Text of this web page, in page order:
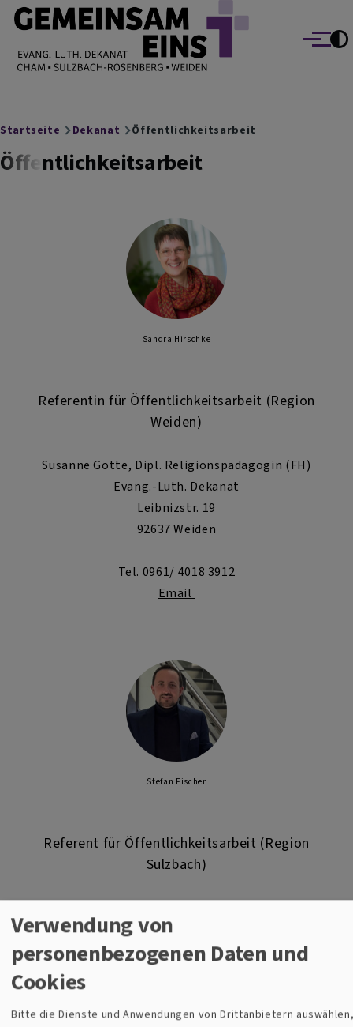
Direkt zum Inhalt
EVANG.-LUTH. DEKANAT GEMEINSAM EINS
Cham Sulzbach-Rosenberg Weiden
Menü
Breadcrumb
Startseite Dekanat Öffentlichkeitsarbeit
Öffentlichkeitsarbeit
Sandra Hirschke
Referentin für Öffentlichkeitsarbeit (Region
Weiden)
Susanne Götte, Dipl. Religionspädagogin (FH)
Evang.-Luth. Dekanat
Leibnizstr. 19
92637 Weiden
Tel. 0961/ 4018 3912
Email
Stefan Fischer
Referent für Öffentlichkeitsarbeit (Region
Sulzbach)
Martin-Luther-Str. 11-15
92242 Hirschau
Email
Verwendung von
personenbezogenen Daten und
Cookies
Bitte die Dienste und Anwendungen von Drittanbietern